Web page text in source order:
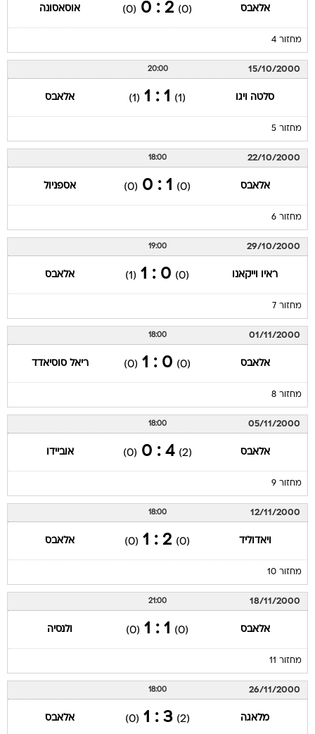
אלאבס (0)
2 : 0
(0) אוסאסונה
מחזור 4
15/10/2000
20:00
סלטה ויגו (1)
1 : 1
(1) אלאבס
מחזור 5
22/10/2000
18:00
אלאבס (0)
1 : 0
(0) אספניול
מחזור 6
29/10/2000
19:00
ראיו וייקאנו (0)
0 : 1
(1) אלאבס
מחזור 7
01/11/2000
18:00
אלאבס (0)
0 : 1
(0) ריאל סוסיאדד
מחזור 8
05/11/2000
18:00
אלאבס (2)
4 : 0
(0) אוביידו
מחזור 9
12/11/2000
18:00
ויאדוליד (0)
2 : 1
(0) אלאבס
מחזור 10
18/11/2000
21:00
אלאבס (0)
1 : 1
(0) ולנסיה
מחזור 11
26/11/2000
18:00
מלאגה (2)
3 : 1
(0) אלאבס